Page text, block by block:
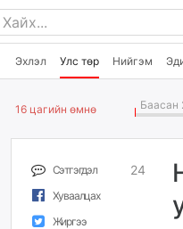
Эхлэл Улс төр Нийгэм
16 цагийн өмнө Баасан
Сэтгэгдэл 24
Хуваалцах
Жиргээ